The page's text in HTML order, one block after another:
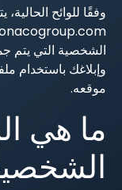
وفقًا للوائح الحالية،
الشخصية التي يتم
وإبلاغك باستخدام
موقعه.
ما هي